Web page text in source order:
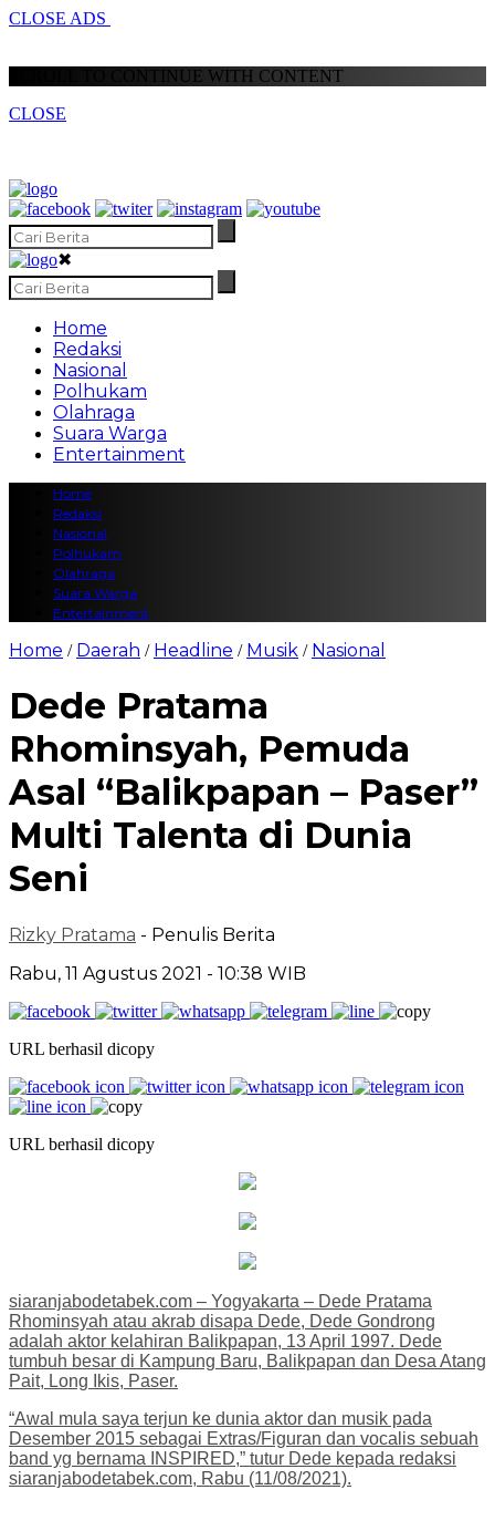
CLOSE ADS
SCROLL TO CONTINUE WITH CONTENT
CLOSE
✖
Home
Redaksi
Nasional
Polhukam
Olahraga
Suara Warga
Entertainment
Home
Redaksi
Nasional
Polhukam
Olahraga
Suara Warga
Entertainment
Home / Daerah / Headline / Musik / Nasional
Dede Pratama
Rhominsyah, Pemuda
Asal “Balikpapan – Paser”
Multi Talenta di Dunia
Seni
Rizky Pratama - Penulis Berita
Rabu, 11 Agustus 2021 - 10:38 WIB
URL berhasil dicopy
URL berhasil dicopy
siaranjabodetabek.com – Yogyakarta – Dede Pratama
Rhominsyah atau akrab disapa Dede, Dede Gondrong
adalah aktor kelahiran Balikpapan, 13 April 1997. Dede
tumbuh besar di Kampung Baru, Balikpapan dan Desa Atang
Pait, Long Ikis, Paser.
“Awal mula saya terjun ke dunia aktor dan musik pada
Desember 2015 sebagai Extras/Figuran dan vocalis sebuah
band yg bernama INSPIRED,” tutur Dede kepada redaksi
siaranjabodetabek.com, Rabu (11/08/2021).